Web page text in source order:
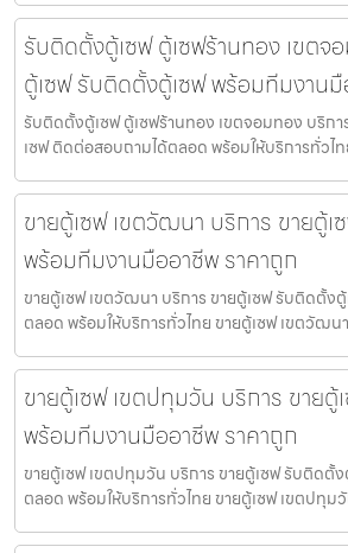
รับติดตั้งตู้เซฟ ตู้เซฟร้านทอง เขตจ
ตู้เซฟ รับติดตั้งตู้เซฟ พร้อมทีมงาน
รับติดตั้งตู้เซฟ ตู้เซฟร้านทอง เขตจอมทอง บริก
เซฟ ติดต่อสอบถามได้ตลอด พร้อมให้บริการทั่วไ
ขายตู้เซฟ เขตวัฒนา บริการ ขายตู้
พร้อมทีมงานมืออาชีพ ราคาถูก
ขายตู้เซฟ เขตวัฒนา บริการ ขายตู้เซฟ รับติดตั้ง
ตลอด พร้อมให้บริการทั่วไทย ขายตู้เซฟ เขตวัฒน
ขายตู้เซฟ เขตปทุมวัน บริการ ขาย
พร้อมทีมงานมืออาชีพ ราคาถูก
ขายตู้เซฟ เขตปทุมวัน บริการ ขายตู้เซฟ รับติดตั้
ตลอด พร้อมให้บริการทั่วไทย ขายตู้เซฟ เขตปทุม